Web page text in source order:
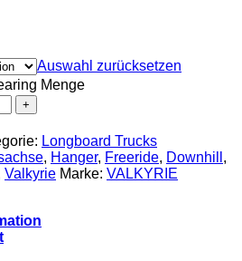
Auswahl zurücksetzen
Menge
Longboard Trucks
, Hanger, Freeride, Downhill ,
Valkyrie Marke: VALKYRIE